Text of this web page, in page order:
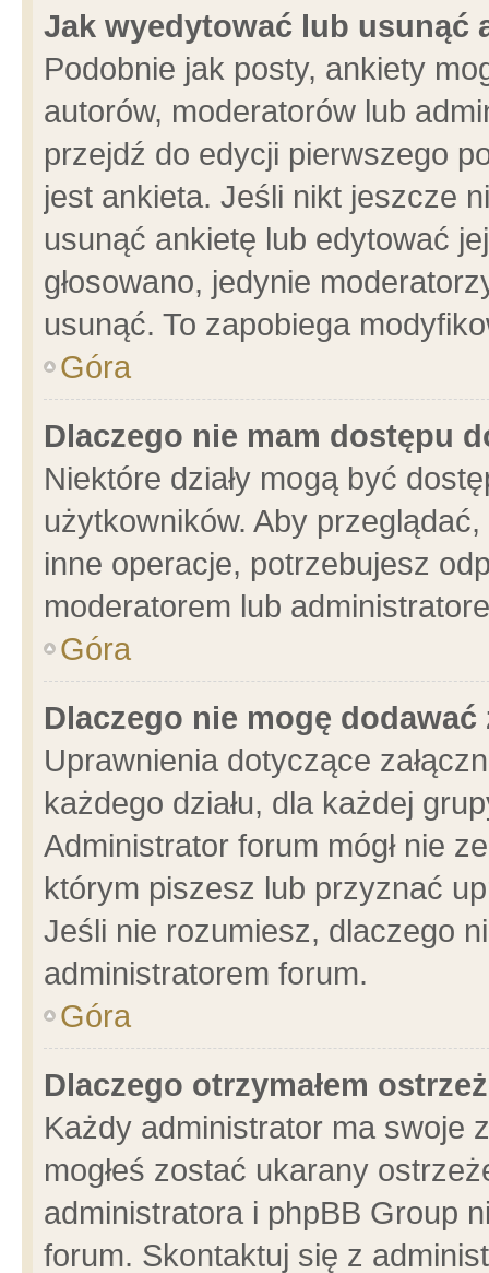
Jak wyedytować lub usunąć
Podobnie jak posty, ankiety
autorów, moderatorów lub
przejdź do edycji pierwszego
jest ankieta. Jeśli nikt jeszcze
usunąć ankietę lub edytować
głosowano, jedynie
usunąć. To zapobiega
Góra
Dlaczego nie mam dostępu
Niektóre działy mogą być
użytkowników. Aby
inne operacje, potrzebujesz
moderatorem lub
Góra
Dlaczego nie mogę dodawać
Uprawnienia dotyczące
każdego działu, dla każdej
Administrator forum mógł nie
którym piszesz lub przyznać
Jeśli nie rozumiesz, dlaczego
administratorem forum.
Góra
Dlaczego otrzymałem
Każdy administrator ma swoje
mogłeś zostać ukarany
administratora i phpBB Group
forum. Skontaktuj się z